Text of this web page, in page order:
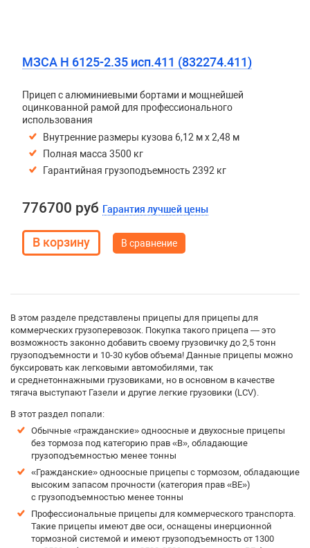
МЗСА H 6125-2.35 исп.411 (832274.411)
Прицеп с алюминиевыми бортами и мощнейшей
оцинкованной рамой для профессионального
использования
Внутренние размеры кузова 6,12 м х 2,48 м
Полная масса 3500 кг
Гарантийная грузоподъемность 2392 кг
776700 руб Гарантия лучшей цены
В сравнение
В этом разделе представлены прицепы для прицепы для
коммерческих грузоперевозок. Покупка такого прицепа — это
возможность законно добавить своему грузовичку до 2,5 тонн
грузоподъемности и 10-30 кубов объема! Данные прицепы можно
буксировать как легковыми автомобилями, так
и среднетоннажными грузовиками, но в основном в качестве
тягача выступают Газели и другие легкие грузовики (LCV).
В этот раздел попали:
Обычные «гражданские» одноосные и двухосные прицепы
без тормоза под категорию прав «B», обладающие
грузоподъемностью менее тонны
«Гражданские» одноосные прицепы с тормозом, обладающие
высоким запасом прочности (категория прав «BE»)
с грузоподъемностью менее тонны
Профессиональные прицепы для коммерческого транспорта.
Такие прицепы имеют две оси, оснащены инерционной
тормозной системой и имеют грузоподъемность от 1300